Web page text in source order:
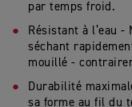
par temps froid.
Résistant à l’eau
séchant
mouillé -
Durabilité
sa forme au fil du